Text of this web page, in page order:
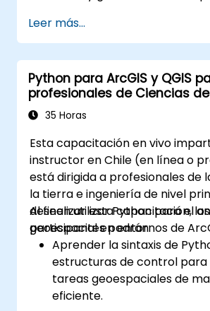
Crear mapas y
Leer más...
Python para ArcGIS y QGIS
profesionales de Ciencias
Ingeniería
35 Horas
Esta capacitación en vivo
instructor en Chile (en línea o
está dirigida a profesionales de
la tierra e ingeniería de nivel
deseen utilizar Python para el
geoespacial en entornos de
Al finalizar esta capacitación, los
participantes podrán:
Aprender la sintaxis de
estructuras de control
tareas geoespaciales de
eficiente.